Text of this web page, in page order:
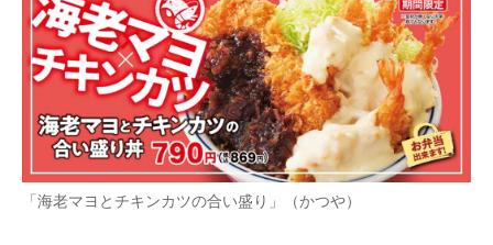
「海老マヨとチキンカツの合い盛り」（かつや）